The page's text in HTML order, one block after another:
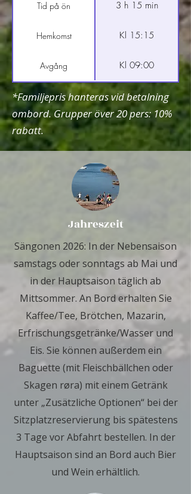
Tid på ön 3 h 15 min
Hemkomst Kl 15:15
Avgång Kl 09:00
*Familjepris hanteras vid betalning
ombord. Grupper över 20 pers: 10%
rabatt.
Jahreszeit
Sängonen 2026: In der Nebensaison
samstags oder sonntags ab Mai und
in der Hauptsaison täglich ab
Mittsommer. An Bord erhalten Sie
Kaffee/Tee, Brötchen, Mazarin,
Erfrischungsgetränke/Wasser und
Eis. Sie können außerdem ein
Baguette (mit Fleischbällchen oder
Skagen røra) mit einem Getränk
unter „Zusätzliche Optionen“ bei der
Sitzplatzreservierung bis spätestens
3 Tage vor Abfahrt bestellen. In der
Hauptsaison sind an Bord auch Bier
und Wein erhältlich.